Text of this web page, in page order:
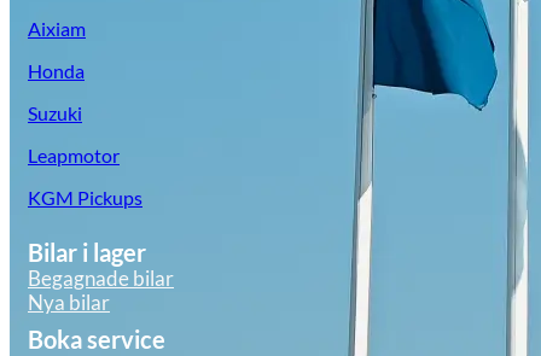
Aixiam
Honda
Suzuki
Leapmotor
KGM Pickups
Bilar i lager
Begagnade bilar
Nya bilar
Boka service